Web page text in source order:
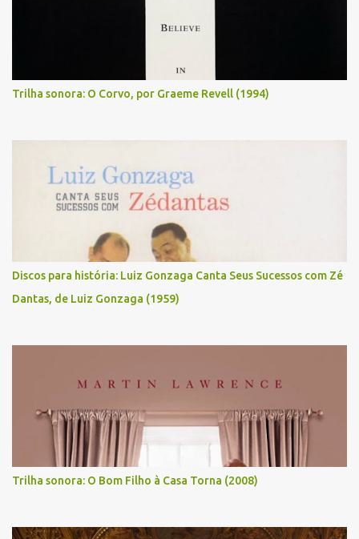
Trilha sonora: O Corvo, por Graeme Revell (1994)
Discos para história: Luiz Gonzaga Canta Seus Sucessos com Zé
Dantas, de Luiz Gonzaga (1959)
Trilha sonora: O Bom Filho à Casa Torna (2008)